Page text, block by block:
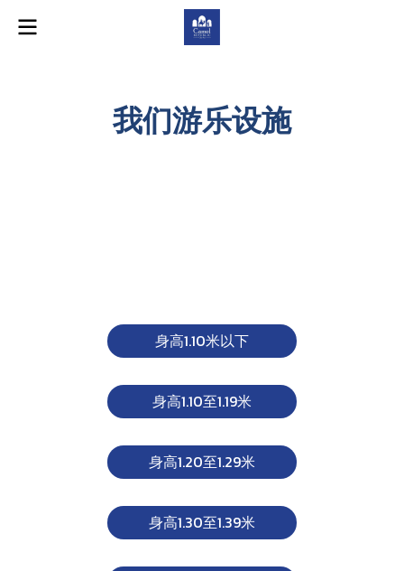
我们游乐设施
身高1.10米以下
身高1.10至1.19米
身高1.20至1.29米
身高1.30至1.39米